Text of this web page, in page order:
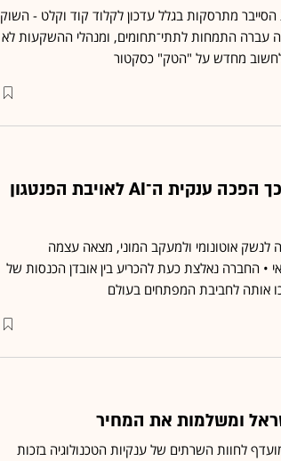
מתרסקות בגלל עדכון לקלוד קוד וקלט - השוק
עברה התמחות לתתי־תחומים, ומנהלי ההשקעות לא
הקווים האדומים של אנתרופיק: כך הפכה ענקית ה־AI לאויבת הפנטגון
אוטונומי ולמעקב המוני, מצאה עצמה
החברה נאלצת כעת להכריע בין אובדן הכנסות של
אותה לחביבת המפתחים בעולם
ומשלמות את המחיר
לחוות השרתים של ענקיות הטכנולוגיה בזכות